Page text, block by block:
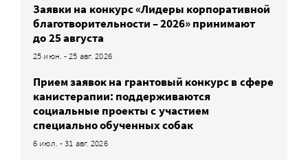
Заявки на конкурс «Лидеры корпоративной
благотворительности – 2026» принимают
до 25 августа
25 июн. - 25 авг. 2026
Прием заявок на грантовый конкурс в сфере
канистерапии: поддерживаются
социальные проекты с участием
специально обученных собак
6 июл. - 31 авг. 2026